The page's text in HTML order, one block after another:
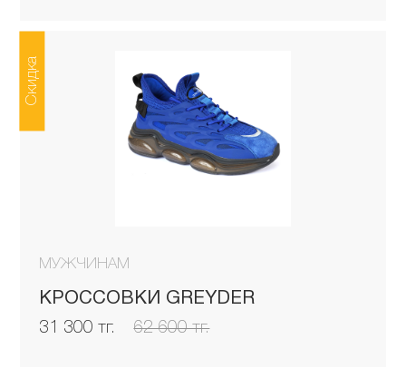
МУЖЧИНАМ
КРОССОВКИ GREYDER
31 300 тг. 62 600 тг.
Скидка